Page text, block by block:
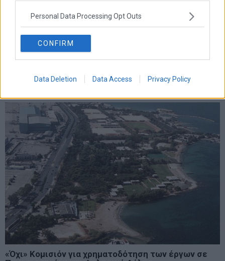
Personal Data Processing Opt Outs
CONFIRM
Data Deletion Data Access Privacy Policy
«Όχι» Κομισιόν για χρηματοδότηση των έργων σε